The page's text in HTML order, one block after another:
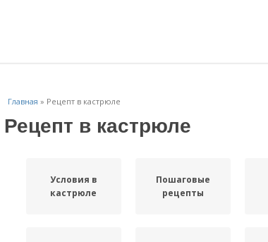
Главная » Рецепт в кастрюле
Рецепт в кастрюле
Условия в
кастрюле
Пошаговые
рецепты